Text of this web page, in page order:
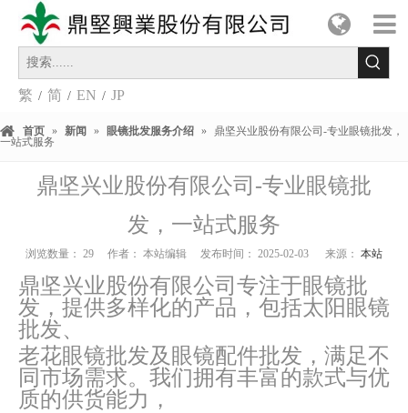
繁 / 简 / EN / JP
首页 » 新闻 » 眼镜批发服务介绍 »
鼎坚兴业股份有限公司-专业眼镜批发，
一站式服务
鼎坚兴业股份有限公司-专业眼镜批
发，一站式服务
浏览数量： 29 作者： 本站编辑 发布时间： 2025-02-03 来源： 本站
鼎坚兴业股份有限公司专注于眼镜批
发，提供多样化的产品，包括太阳眼镜
批发、
老花眼镜批发及眼镜配件批发，满足不
同市场需求。我们拥有丰富的款式与优
质的供货能力，